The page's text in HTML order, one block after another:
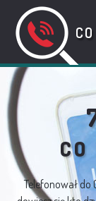
Telefonował do